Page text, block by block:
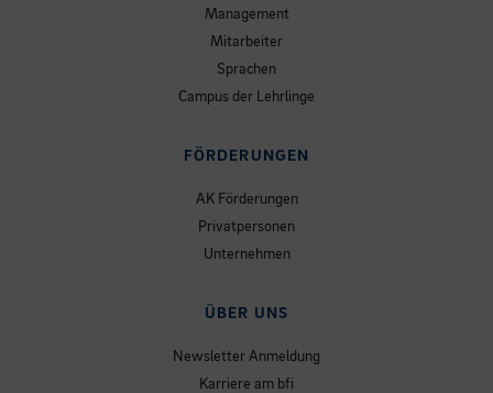
Management
Mitarbeiter
Sprachen
Campus der Lehrlinge
FÖRDERUNGEN
AK Förderungen
Privatpersonen
Unternehmen
ÜBER UNS
Newsletter Anmeldung
Karriere am bfi